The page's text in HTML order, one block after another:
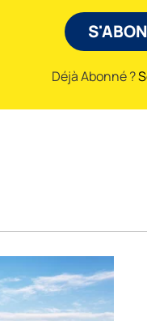
Déjà Abonné ?